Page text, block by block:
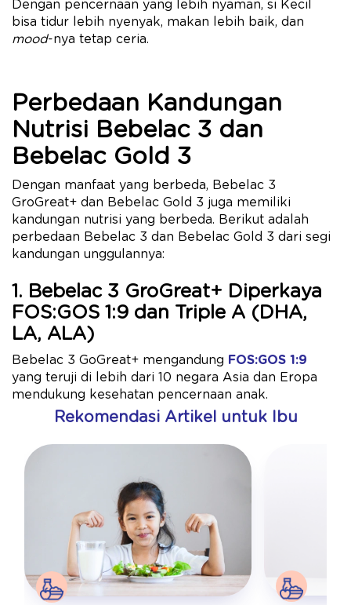
Dengan pencernaan yang lebih nyaman, si Kecil
bisa tidur lebih nyenyak, makan lebih baik, dan
mood-nya tetap ceria.
Perbedaan Kandungan
Nutrisi Bebelac 3 dan
Bebelac Gold 3
Dengan manfaat yang berbeda, Bebelac 3
GroGreat+ dan Bebelac Gold 3 juga memiliki
kandungan nutrisi yang berbeda. Berikut adalah
perbedaan Bebelac 3 dan Bebelac Gold 3 dari segi
kandungan unggulannya:
1. Bebelac 3 GroGreat+ Diperkaya
FOS:GOS 1:9 dan Triple A (DHA,
LA, ALA)
Bebelac 3 GoGreat+ mengandung FOS:GOS 1:9
yang teruji di lebih dari 10 negara Asia dan Eropa
mendukung kesehatan pencernaan anak.
Rekomendasi Artikel untuk Ibu